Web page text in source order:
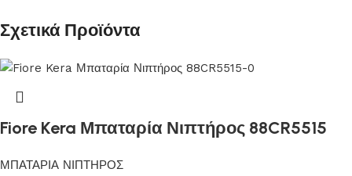
Σχετικά Προϊόντα
Fiore Kera Μπαταρία Νιπτήρος 88CR5515
ΜΠΑΤΑΡΙΑ ΝΙΠΤΗΡΟΣ